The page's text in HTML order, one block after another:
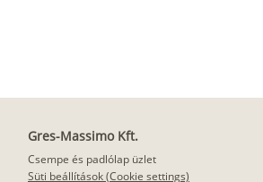
Gres-Massimo Kft.
Csempe és padlólap üzlet
Süti beállítások (Cookie settings)